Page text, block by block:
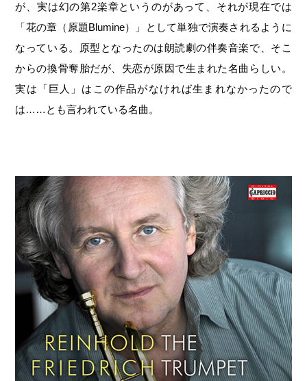
が、実は幻の第2楽章というのがあって、それが現在では
「花の章（原題Blumine）」として単独で演奏されるように
なっている。原型となったのは朗読劇の伴奏音楽で、そこ
からの換骨奪胎だが、失恋が原因で生まれた名曲らしい。
実は「巨人」はこの作品がなければ生まれなかったので
は……とも言われている名曲。